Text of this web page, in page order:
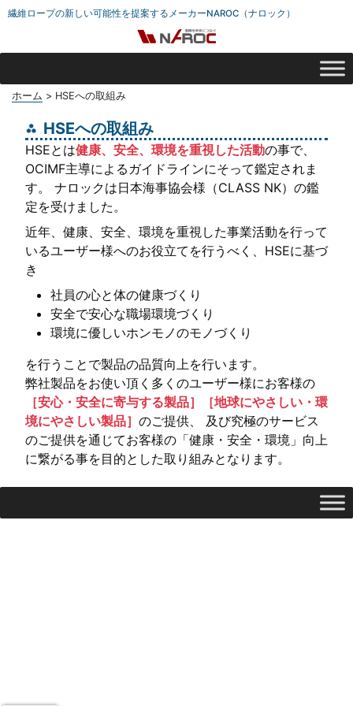
繊維ロープの新しい可能性を提案するメーカーNAROC（ナロック）
ホーム > HSEへの取組み
HSEへの取組み
HSEとは健康、安全、環境を重視した活動の事で、
OCIMF主導によるガイドラインにそって鑑定されま
す。 ナロックは日本海事協会様（CLASS NK）の鑑
定を受けました。
近年、健康、安全、環境を重視した事業活動を行って
いるユーザー様へのお役立てを行うべく、HSEに基づ
き
社員の心と体の健康づくり
安全で安心な職場環境づくり
環境に優しいホンモノのモノづくり
を行うことで製品の品質向上を行います。
弊社製品をお使い頂く多くのユーザー様にお客様の
［安心・安全に寄与する製品］［地球にやさしい・環
境にやさしい製品］ のご提供、 及び究極のサービス
のご提供を通じてお客様の「健康・安全・環境」向上
に繋がる事を目的とした取り組みとなります。